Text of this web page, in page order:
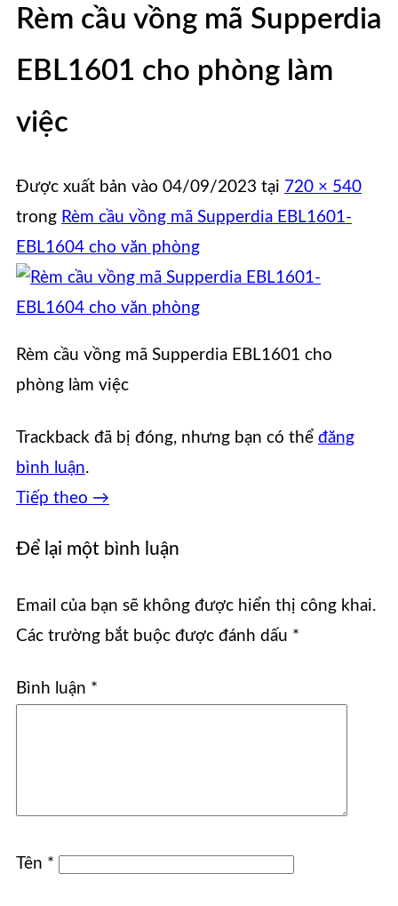
Rèm cầu vồng mã Supperdia
EBL1601 cho phòng làm
việc
Được xuất bản vào 04/09/2023 tại 720 × 540
trong Rèm cầu vồng mã Supperdia EBL1601-
EBL1604 cho văn phòng
Rèm cầu vồng mã Supperdia EBL1601 cho
phòng làm việc
Trackback đã bị đóng, nhưng bạn có thể đăng
bình luận.
Tiếp theo →
Để lại một bình luận
Email của bạn sẽ không được hiển thị công khai.
Các trường bắt buộc được đánh dấu *
Bình luận *
Tên *